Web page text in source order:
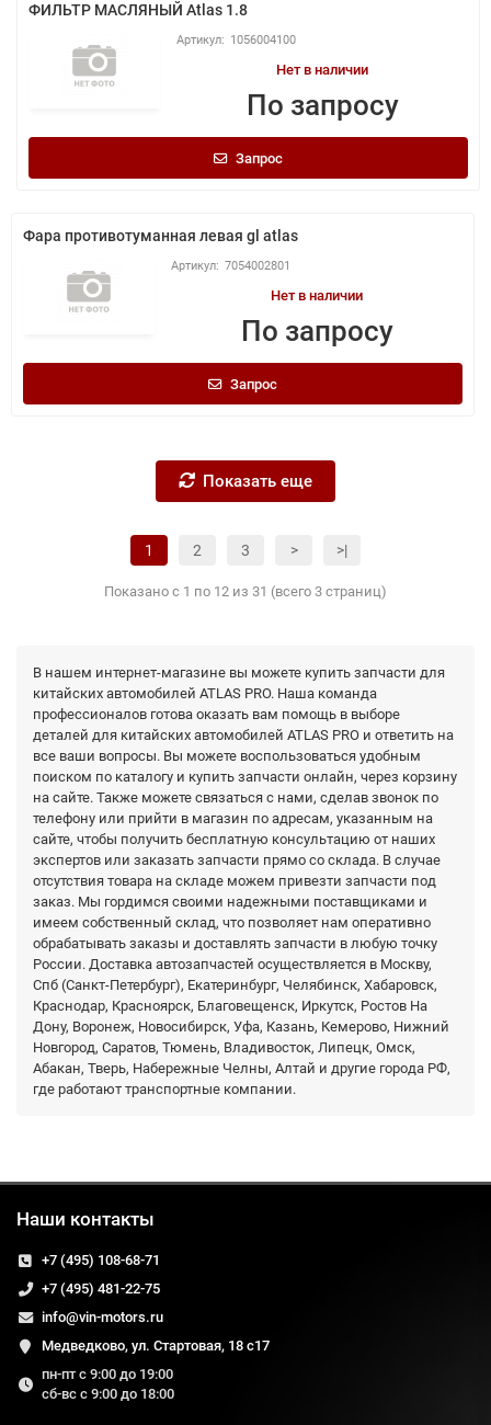
ФИЛЬТР МАСЛЯНЫЙ Atlas 1.8
1056004100
Нет в наличии
По запросу
Запрос
Фара противотуманная левая gl atlas
7054002801
Нет в наличии
По запросу
Запрос
Показать еще
1 2 3 > >|
Показано с 1 по 12 из 31 (всего 3 страниц)
В нашем интернет-магазине вы можете купить запчасти для
китайских автомобилей ATLAS PRO. Наша команда
профессионалов готова оказать вам помощь в выборе
деталей для китайских автомобилей ATLAS PRO и ответить на
все ваши вопросы. Вы можете воспользоваться удобным
поиском по каталогу и купить запчасти онлайн, через корзину
на сайте. Также можете связаться с нами, сделав звонок по
телефону или прийти в магазин по адресам, указанным на
сайте, чтобы получить бесплатную консультацию от наших
экспертов или заказать запчасти прямо со склада. В случае
отсутствия товара на складе можем привезти запчасти под
заказ. Мы гордимся своими надежными поставщиками и
имеем собственный склад, что позволяет нам оперативно
обрабатывать заказы и доставлять запчасти в любую точку
России. Доставка автозапчастей осуществляется в Москву,
Спб (Санкт-Петербург), Екатеринбург, Челябинск, Хабаровск,
Краснодар, Красноярск, Благовещенск, Иркутск, Ростов На
Дону, Воронеж, Новосибирск, Уфа, Казань, Кемерово, Нижний
Новгород, Саратов, Тюмень, Владивосток, Липецк, Омск,
Абакан, Тверь, Набережные Челны, Алтай и другие города РФ,
где работают транспортные компании.
Наши контакты
+7 (495) 108-68-71
+7 (495) 481-22-75
info@vin-motors.ru
Медведково, ул. Стартовая, 18 с17
пн-пт с 9:00 до 19:00
сб-вс с 9:00 до 18:00